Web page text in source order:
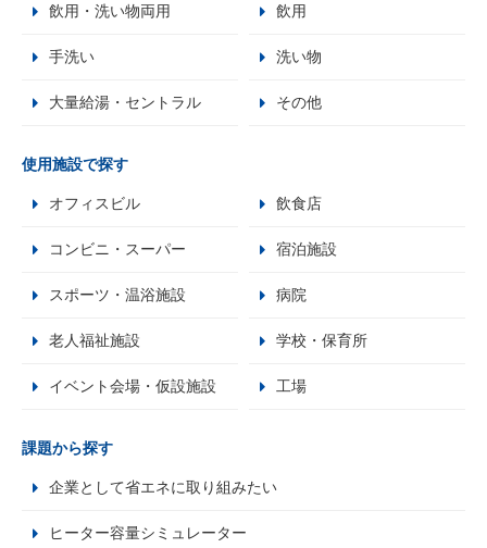
飲用・洗い物両用 飲用
手洗い 洗い物
大量給湯・セントラル その他
使用施設で探す
オフィスビル 飲食店
コンビニ・スーパー 宿泊施設
スポーツ・温浴施設 病院
老人福祉施設 学校・保育所
イベント会場・仮設施設 工場
課題から探す
企業として省エネに取り組みたい
ヒーター容量シミュレーター